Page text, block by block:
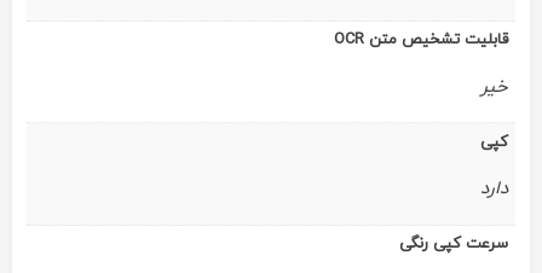
قابلیت تشخیص متن OCR
خیر
کپی
دارد
سرعت کپی رنگی